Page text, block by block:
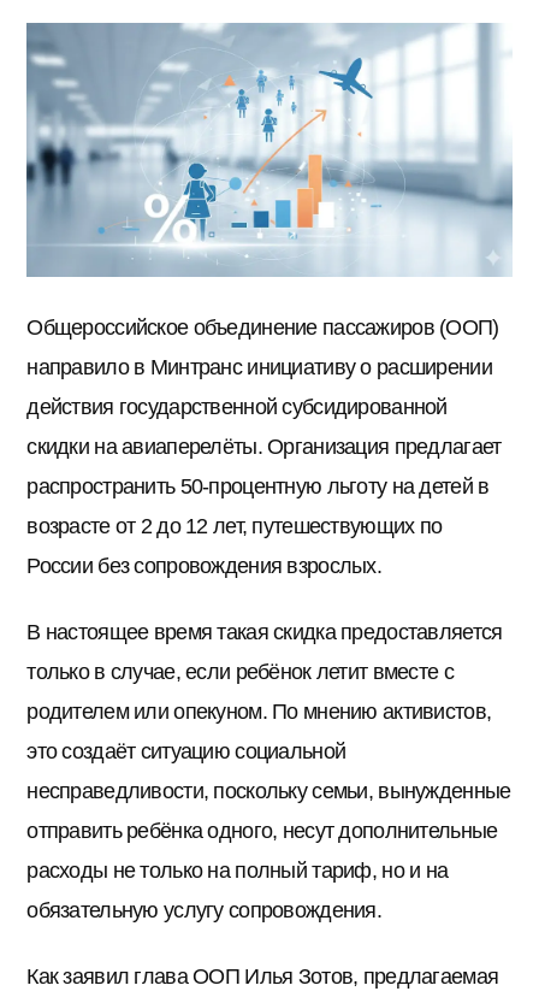
Общероссийское объединение пассажиров (ООП)
направило в Минтранс инициативу о расширении
действия государственной субсидированной
скидки на авиаперелёты. Организация предлагает
распространить 50-процентную льготу на детей в
возрасте от 2 до 12 лет, путешествующих по
России без сопровождения взрослых.
В настоящее время такая скидка предоставляется
только в случае, если ребёнок летит вместе с
родителем или опекуном. По мнению активистов,
это создаёт ситуацию социальной
несправедливости, поскольку семьи, вынужденные
отправить ребёнка одного, несут дополнительные
расходы не только на полный тариф, но и на
обязательную услугу сопровождения.
Как заявил глава ООП Илья Зотов, предлагаемая